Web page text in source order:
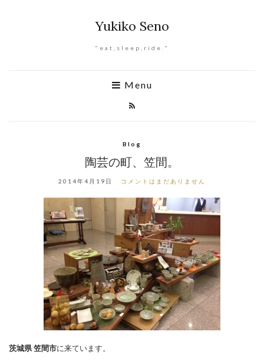
Yukiko Seno
"eat,sleep,ride."
Menu
Blog
陶芸の町、笠間。
2014年4月19日 コメントはまだありません
茨城県 笠間市に来ています。